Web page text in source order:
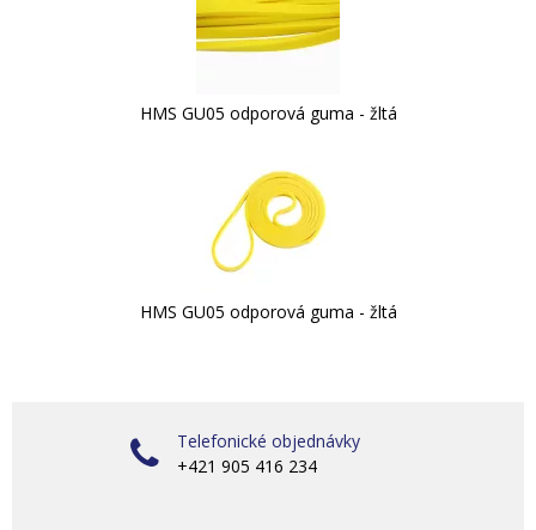
HMS GU05 odporová guma - žltá
HMS GU05 odporová guma - žltá
Telefonické objednávky
+421 905 416 234